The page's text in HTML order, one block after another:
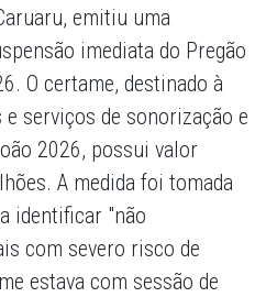
emitiu uma
imediata do Pregão
O certame, destinado à
serviços de sonorização e
2026, possui valor
A medida foi tomada
identificar "não
com severo risco de
estava com sessão de